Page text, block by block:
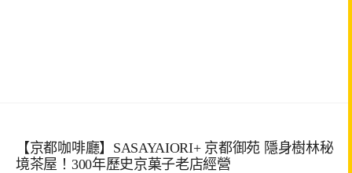
【京都咖啡廳】SASAYAIORI+ 京都御苑 隱身樹林秘
境茶屋！300年歷史京菓子老店經營